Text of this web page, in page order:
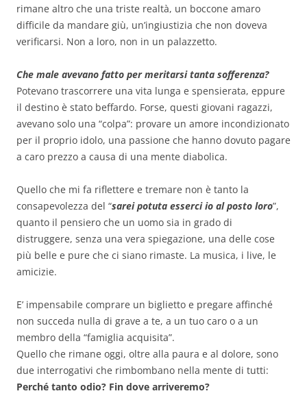
rimane altro che una triste realtà, un boccone amaro
difficile da mandare giù, un’ingiustizia che non doveva
verificarsi. Non a loro, non in un palazzetto.
Che male avevano fatto per meritarsi tanta sofferenza?
Potevano trascorrere una vita lunga e spensierata, eppure
il destino è stato beffardo. Forse, questi giovani ragazzi,
avevano solo una “colpa”: provare un amore incondizionato
per il proprio idolo, una passione che hanno dovuto pagare
a caro prezzo a causa di una mente diabolica.
Quello che mi fa riflettere e tremare non è tanto la
consapevolezza del “sarei potuta esserci io al posto loro”,
quanto il pensiero che un uomo sia in grado di
distruggere, senza una vera spiegazione, una delle cose
più belle e pure che ci siano rimaste. La musica, i live, le
amicizie.
E’ impensabile comprare un biglietto e pregare affinché
non succeda nulla di grave a te, a un tuo caro o a un
membro della “famiglia acquisita”.
Quello che rimane oggi, oltre alla paura e al dolore, sono
due interrogativi che rimbombano nella mente di tutti:
Perché tanto odio? Fin dove arriveremo?